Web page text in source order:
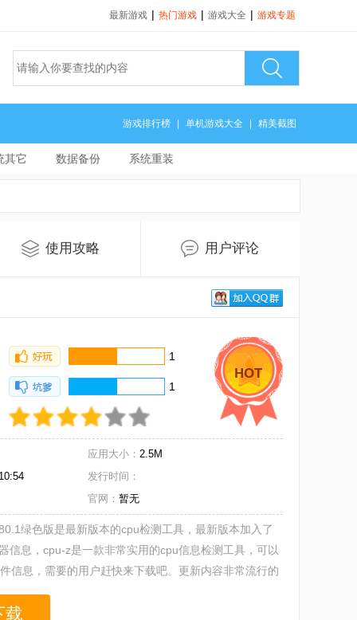
最新游戏 | 热门游戏 | 游戏大全 | 游戏专题
游戏排行榜 单机游戏大全 精美截图
其它 数据备份 系统重装
使用攻略 用户评论
1
1
应用大小： 2.5M
发行时间：
官网： 暂无
绿色版是最新版本的cpu检测工具，最新版本加入了
信息，cpu-z是一款非常实用的cpu信息检测工具，可以
信息，需要的用户赶快来下载吧。更新内容非常流行的